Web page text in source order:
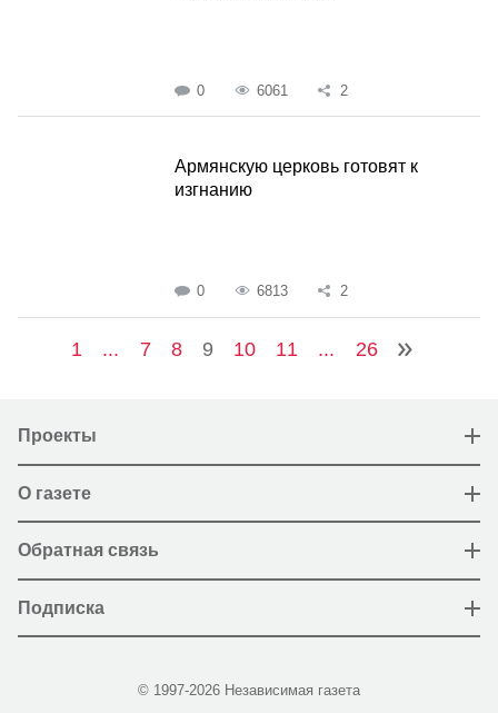
0 6061 2
Армянскую церковь готовят к
изгнанию
0 6813 2
1 ... 7 8 9 10 11 ... 26
Проекты
О газете
Обратная связь
Подписка
© 1997-2026 Независимая газета